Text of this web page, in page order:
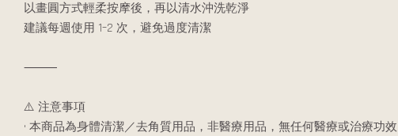
以畫圓方式輕柔按摩後，再以清水沖洗乾淨
建議每週使用 1–2 次，避免過度清潔
⸻
⚠️ 注意事項
• 本商品為身體清潔／去角質用品，非醫療用品，無任何醫療或治療功效